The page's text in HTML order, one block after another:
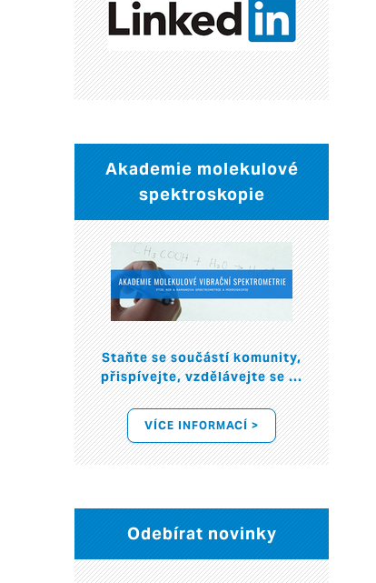
Akademie molekulové
spektroskopie
Staňte se součástí komunity,
přispívejte, vzdělávejte se ...
VÍCE INFORMACÍ >
Odebírat novinky